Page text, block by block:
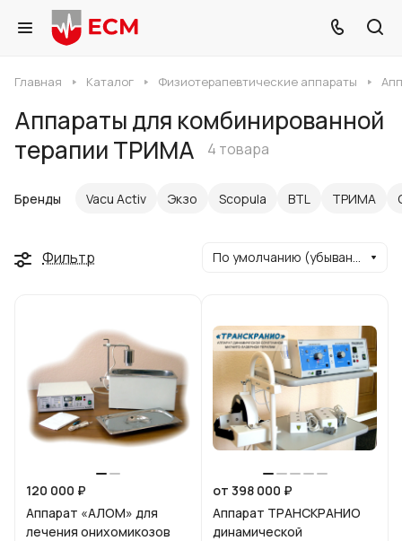
Главная Каталог Физиотерапевтические аппараты
Аппараты для комбинированной
терапии ТРИМА
4 товара
Бренды Vacu Activ Экзо Scopula BTL ТРИМА
Фильтр По умолчанию (убывание)
120 000 ₽
Аппарат «АЛОМ» для
лечения онихомикозов
от 398 000 ₽
Аппарат ТРАНСКРАНИО
динамической